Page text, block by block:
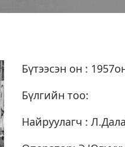
Бүтээсэн он :
Бүлгийн тоо:
Найруулагч :